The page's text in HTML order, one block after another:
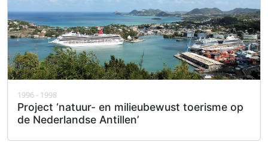
1996 - 1998
Project ‘natuur- en milieubewust toerisme op
de Nederlandse Antillen’